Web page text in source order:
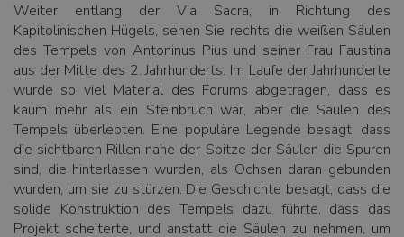
Weiter entlang der Via Sacra, in Richtung des
Kapitolinischen Hügels, sehen Sie rechts die weißen Säulen
des Tempels von Antoninus Pius und seiner Frau Faustina
aus der Mitte des 2. Jahrhunderts. Im Laufe der Jahrhunderte
wurde so viel Material des Forums abgetragen, dass es
kaum mehr als ein Steinbruch war, aber die Säulen des
Tempels überlebten. Eine populäre Legende besagt, dass
die sichtbaren Rillen nahe der Spitze der Säulen die Spuren
sind, die hinterlassen wurden, als Ochsen daran gebunden
wurden, um sie zu stürzen. Die Geschichte besagt, dass die
solide Konstruktion des Tempels dazu führte, dass das
Projekt scheiterte, und anstatt die Säulen zu nehmen, um